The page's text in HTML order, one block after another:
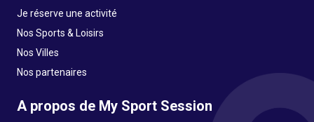
Je réserve une activité
Nos Sports & Loisirs
Nos Villes
Nos partenaires
A propos de My Sport Session